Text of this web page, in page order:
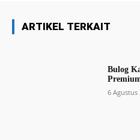
ARTIKEL TERKAIT
Bulog
6 Agustus